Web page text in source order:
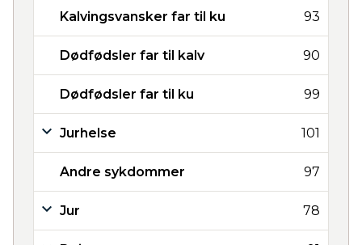
Kalvingsvansker far til ku 93
Dødfødsler far til kalv 90
Dødfødsler far til ku 99
Jurhelse 101
Andre sykdommer 97
Jur 78